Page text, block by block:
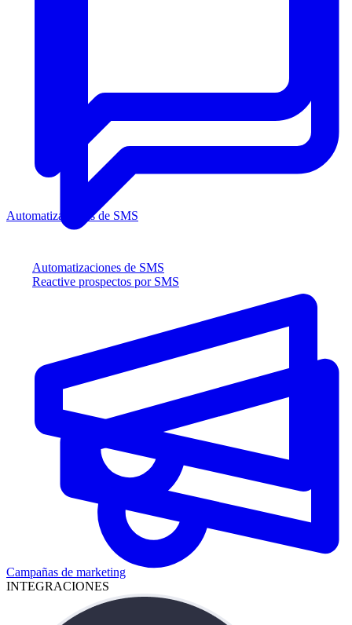
Automatizaciones de SMS
Reactive prospectos por SMS
Automatizaciones de SMS
Campañas de marketing
INTEGRACIONES